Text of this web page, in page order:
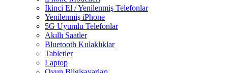
İkinci El / Yenilenmiş Telefonlar
Yenilenmiş iPhone
5G Uyumlu Telefonlar
Akıllı Saatler
Bluetooth Kulaklıklar
Tabletler
Laptop